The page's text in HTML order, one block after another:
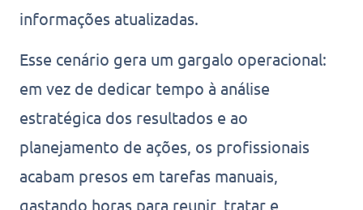
informações atualizadas.
Esse cenário gera um gargalo operacional:
em vez de dedicar tempo à análise
estratégica dos resultados e ao
planejamento de ações, os profissionais
acabam presos em tarefas manuais,
gastando horas para reunir, tratar e